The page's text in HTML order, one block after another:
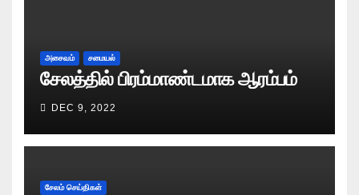
அசைவம் சமையல்
சேலத்தில் பிரம்மாண்டமாக ஆரம்பம்
DEC 9, 2022
சேலம் செய்திகள்